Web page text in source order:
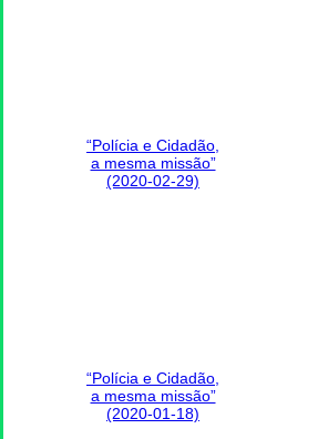
“Polícia e Cidadão,
a mesma missão”
(2020-02-29)
“Polícia e Cidadão,
a mesma missão”
(2020-01-18)